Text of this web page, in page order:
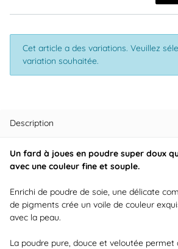
x
Cet article a des variations. Veuillez
variation souhaitée.
Description
Un fard à joues en poudre super doux
avec une couleur fine et souple.
Enrichi de poudre de soie, une délicate
de pigments crée un voile de couleur
avec la peau.
La poudre pure, douce et veloutée permet